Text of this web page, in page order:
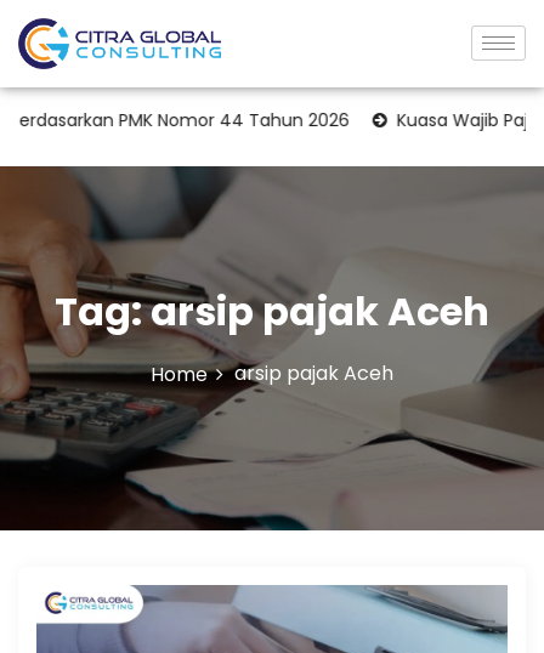
PMK Nomor 44 Tahun 2026 Kuasa Wajib Pajak
Tag:arsip pajak Aceh
Home arsip pajak Aceh